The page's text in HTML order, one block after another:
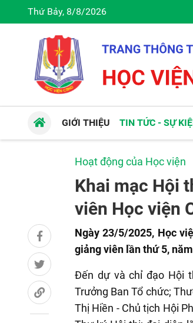
Thứ Bảy, 8/8/2026
GIỚI THIỆU TIN TỨC - SỰ
Hoạt động của Học viện
Khai mạc Hội
viên Học viện
Ngày 23/5/2025, Học
giảng viên lần thứ 5,
Đến dự và chỉ đạo Hội
Trưởng Ban Tổ chức;
Thị Hiền - Chủ tịch Hội